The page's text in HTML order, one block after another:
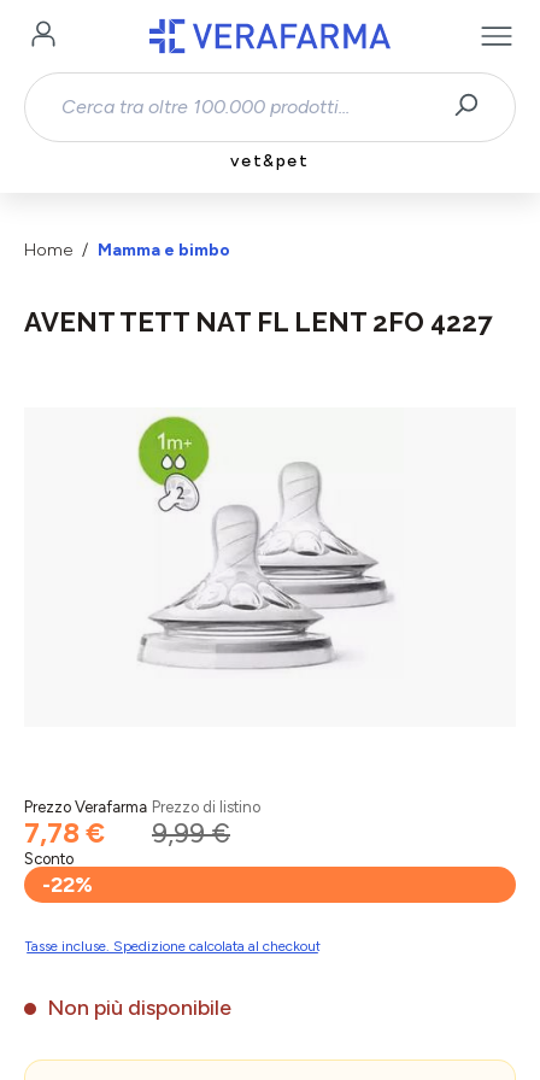
Passa al contenuto principale
vet&pet
Home Mamma e bimbo
AVENT TETT NAT FL LENT 2FO 4227
Salta la galleria di immagini
Prezzo Verafarma
7,78 €
Prezzo di listino
9,99 €
Sconto
-22%
Tasse incluse. Spedizione calcolata al checkout
Non più disponibile